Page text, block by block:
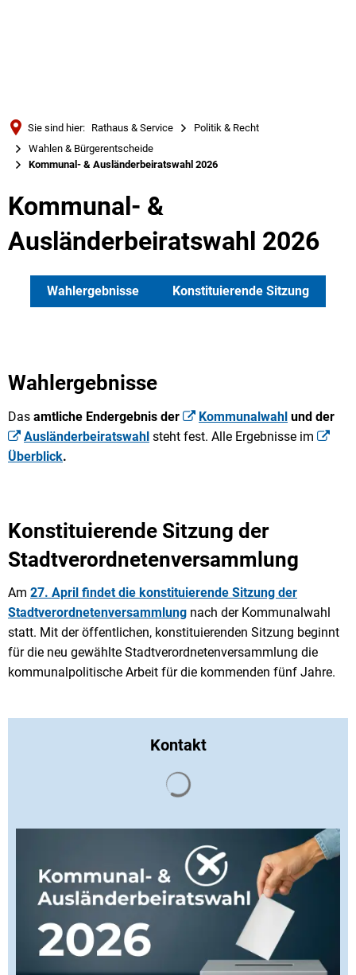
Български
MENÜ
Sie sind hier: Rathaus & Service
Politik & Recht
Wahlen & Bürgerentscheide
Kommunal- & Ausländerbeiratswahl 2026
Kommunal- &
Ausländerbeiratswahl 2026
Wahlergebnisse Konstituierende Sitzung
Wahlergebnisse
Das amtliche Endergebnis der Kommunalwahl und der
Ausländerbeiratswahl steht fest. Alle Ergebnisse im
Überblick.
Konstituierende Sitzung der
Stadtverordnetenversammlung
Am 27. April findet die konstituierende Sitzung der
Stadtverordnetenversammlung nach der Kommunalwahl
statt. Mit der öffentlichen, konstituierenden Sitzung beginnt
für die neu gewählte Stadtverordnetenversammlung die
kommunalpolitische Arbeit für die kommenden fünf Jahre.
Kontakt